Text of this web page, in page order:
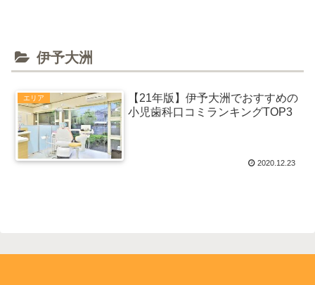
伊予大洲
エリア
【21年版】伊予大洲でおすすめの
小児歯科口コミランキングTOP3
2020.12.23